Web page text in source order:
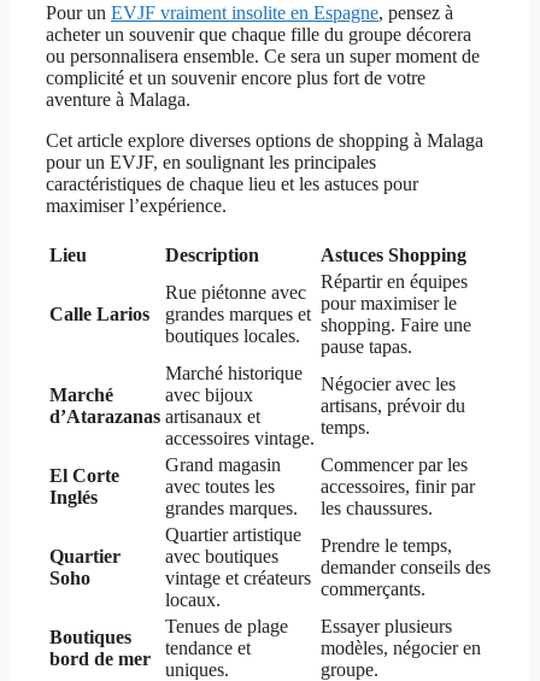
Pour un EVJF vraiment insolite en Espagne, pensez à
acheter un souvenir que chaque fille du groupe décorera
ou personnalisera ensemble. Ce sera un super moment de
complicité et un souvenir encore plus fort de votre
aventure à Malaga.
Cet article explore diverses options de shopping à Malaga
pour un EVJF, en soulignant les principales
caractéristiques de chaque lieu et les astuces pour
maximiser l’expérience.
Lieu Description Astuces Shopping
Calle Larios
Rue piétonne avec
grandes marques et
boutiques locales.
Répartir en équipes
pour maximiser le
shopping. Faire une
pause tapas.
Marché
d’Atarazanas
Marché historique
avec bijoux
artisanaux et
accessoires vintage.
Négocier avec les
artisans, prévoir du
temps.
El Corte
Inglés
Grand magasin
avec toutes les
grandes marques.
Commencer par les
accessoires, finir par
les chaussures.
Quartier
Soho
Quartier artistique
avec boutiques
vintage et créateurs
locaux.
Prendre le temps,
demander conseils des
commerçants.
Boutiques
bord de mer
Tenues de plage
tendance et
uniques.
Essayer plusieurs
modèles, négocier en
groupe.